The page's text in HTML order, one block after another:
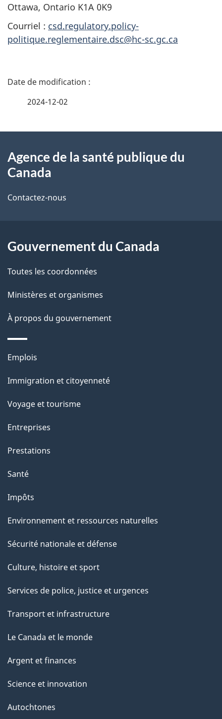
Ottawa, Ontario K1A 0K9
Courriel : csd.regulatory.policy-
politique.reglementaire.dsc@hc-sc.gc.ca
D
i
s
e
l
a
p
a
g
e
2024-12-02
propos
de
ce
Agence de la santé publique du
Canada
Contactez-nous
Gouvernement du Canada
Toutes les coordonnées
Ministères et organismes
À propos du gouvernement
Thèmes
sujets
Emplois
Immigration et citoyenneté
Voyage et tourisme
Entreprises
Prestations
Santé
Impôts
Environnement et ressources naturelles
Sécurité nationale et défense
Culture, histoire et sport
Services de police, justice et urgences
Transport et infrastructure
Le Canada et le monde
Argent et finances
Science et innovation
Autochtones